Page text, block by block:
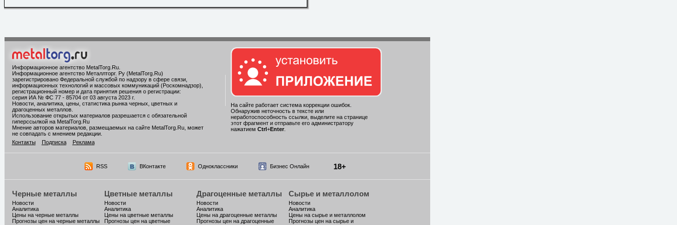
Информационное агентство MetalTorg.Ru.
Информационное агентство Металлторг. Ру (MetalTorg.Ru)
зарегистрировано Федеральной службой по надзору в сфере связи,
информационных технологий и массовых коммуникаций (Роскомнадзор),
регистрационный номер и дата принятия решения о регистрации:
серия ИА № ФС 77 - 85704 от 03 августа 2023 г.
Новости, аналитика, цены, статистика рынка черных, цветных и
драгоценных металлов.
Использование открытых материалов разрешается с обязательной
гиперссылкой на MetalTorg.Ru
Мнение авторов материалов, размещаемых на сайте MetalTorg.Ru, может
не совпадать с мнением редакции.
Контакты
Подписка Реклама
На сайте работает система коррекции ошибок.
Обнаружив неточность в тексте или
неработоспособность ссылки, выделите на странице
этот фрагмент и отправьте его администратору
нажатием Ctrl+Enter.
RSS ВКонтакте Одноклассники Бизнес Онлайн 18+
Черные металлы
Новости
Аналитика
Цены на черные металлы
Прогнозы цен на черные металлы
Цветные металлы
Новости
Аналитика
Цены на цветные металлы
Прогнозы цен на цветные
Драгоценные металлы
Новости
Аналитика
Цены на драгоценные металлы
Прогнозы цен на драгоценные
Сырье и металлолом
Новости
Аналитика
Цены на сырье и металлолом
Прогнозы цен на сырье и